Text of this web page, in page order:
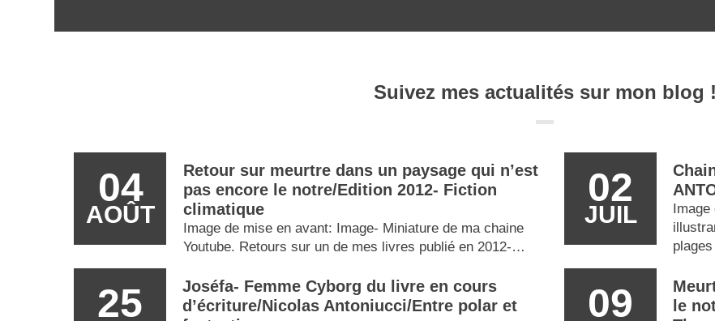
Suivez mes actualités sur mon blog !
04
AOÛT
Retour sur meurtre dans un paysage qui n’est
pas encore le notre/Edition 2012- Fiction
climatique
Image de mise en avant: Image- Miniature de ma chaine
Youtube. Retours sur un de mes livres publié en 2012-…
02
JUIL
Image
25
Joséfa- Femme Cyborg du livre en cours
d’écriture/Nicolas Antoniucci/Entre polar et
09
le